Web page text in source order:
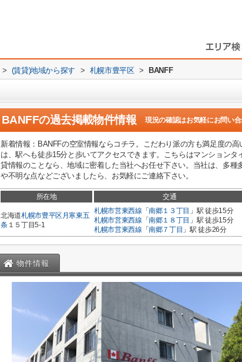
> (賃貸)地域から探す > 札幌市豊平区 > BANFF
BANFFの過去掲載物件情報 現況の確認はお気軽にお問い合
新着情報：BANFFの空室情報ならコチラ。こだわり派の方も満足度の
は、駅へも徒歩15分と歩いてアクセスできます。こちらはマンション
貸情報のことなら、地域に密着した当社へお任せ下さい。当社は、多
や不明な点などございましたら、お気軽にご連絡下さい。
所在地 交通
北海道札幌市豊平区 月寒東五
条 １５丁目5-1
札幌市営東西線 「南郷１３丁目 」駅 徒歩15分
札幌市営東西線 「南郷１８丁目 」駅 徒歩15分
札幌市営東西線 「南郷７丁目 」駅 徒歩26分
物件情報